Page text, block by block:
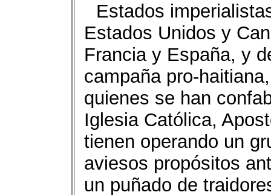
Estados
Estados Unidos y
Francia y España, y
campaña pro-
quienes se han
Iglesia Católica,
tienen operando un
aviesos propósitos
un puñado de